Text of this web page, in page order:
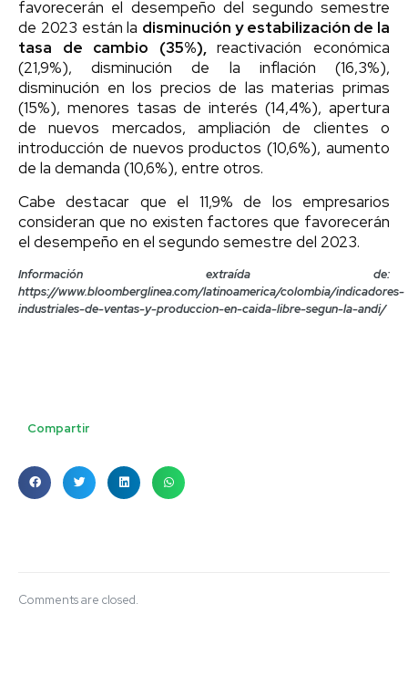
favorecerán el desempeño del segundo semestre
de 2023 están la disminución y estabilización de la
tasa de cambio (35%),reactivación económica
(21,9%), disminución de la inflación (16,3%),
disminución en los precios de las materias primas
(15%), menores tasas de interés (14,4%), apertura
de nuevos mercados, ampliación de clientes o
introducción de nuevos productos (10,6%), aumento
de la demanda (10,6%), entre otros.
Cabe destacar que el 11,9% de los empresarios
consideran que no existen factores que favorecerán
el desempeño en el segundo semestre del 2023.
Información extraída de:
https://www.bloomberglinea.com/latinoamerica/colombia/indicadores-
industriales-de-ventas-y-produccion-en-caida-libre-segun-la-andi/
Compartir
Comments are closed.